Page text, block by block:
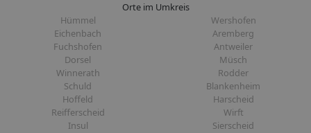
Orte im Umkreis
Hümmel
Wershofen
Eichenbach
Aremberg
Fuchshofen
Antweiler
Dorsel
Müsch
Winnerath
Rodder
Schuld
Blankenheim
Hoffeld
Harscheid
Reifferscheid
Wirft
Insul
Sierscheid